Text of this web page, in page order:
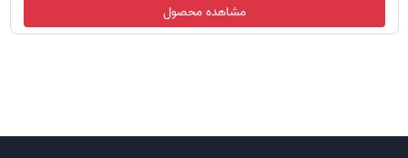
مشاهده محصول